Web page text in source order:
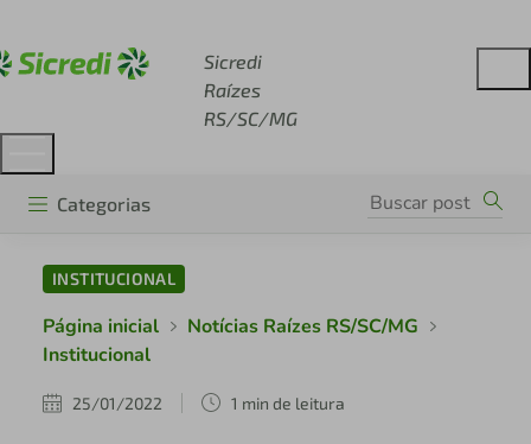
Sicredi
Raízes
RS/SC/MG
Categorias
INSTITUCIONAL
Página inicial
Notícias Raízes RS/SC/MG
Institucional
25/01/2022 1 min de leitura